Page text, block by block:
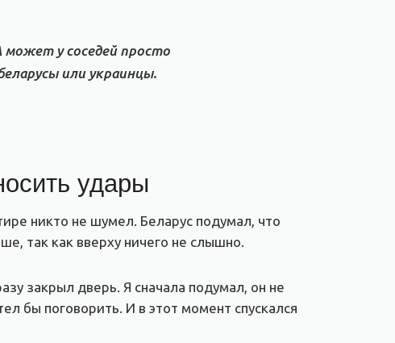
может у соседей просто
или украинцы.
удары
никто не шумел. Беларус подумал, что
так как вверху ничего не слышно.
закрыл дверь. Я сначала подумал, он не
бы поговорить. И в этот момент спускался